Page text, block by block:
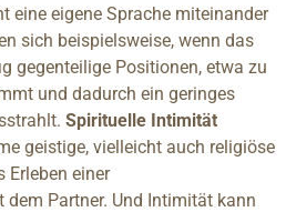
eine eigene Sprache miteinander
sich beispielsweise, wenn das
gegenteilige Positionen, etwa zu
und dadurch ein geringes
Spirituelle Intimität
geistige, vielleicht auch religiöse
Erleben einer
Partner. Und Intimität kann